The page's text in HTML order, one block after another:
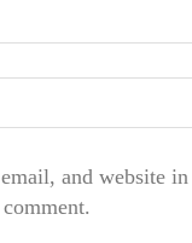
and website